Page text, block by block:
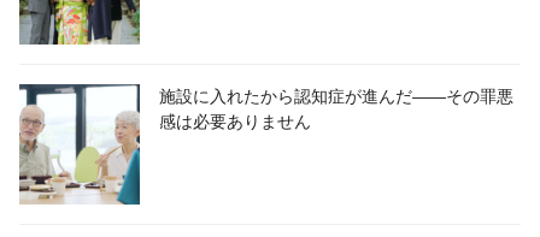
施設に入れたから認知症が進んだ――その罪悪
感は必要ありません